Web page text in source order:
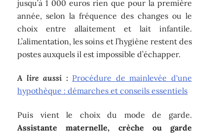
jusqu’à 1 000 euros rien que pour la première
année, selon la fréquence des changes ou le
choix entre allaitement et lait infantile.
L’alimentation, les soins et l’hygiène restent des
postes auxquels il est impossible d’échapper.
A lire aussi : Procédure de mainlevée d'une
hypothèque : démarches et conseils essentiels
Puis vient le choix du mode de garde.
Assistante maternelle, crèche ou garde